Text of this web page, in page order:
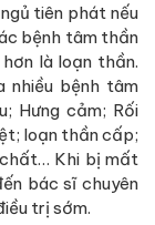
tiên phát nếu
bệnh tâm thần
là loạn thần.
nhiều bệnh tâm
Hưng cảm; Rối
loạn thần cấp;
Khi bị mất
bác sĩ chuyên
trị sớm.